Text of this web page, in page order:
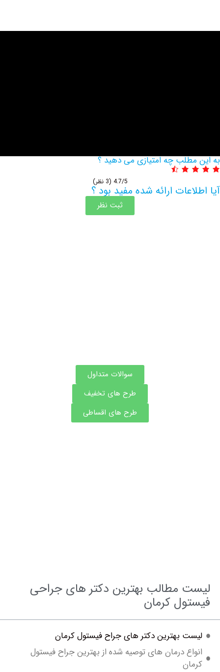
چه امتیازی می دهید ؟
ارائه شده مفید بود ؟
ثبت نظر
سوالات متداول
طرح های تخفیف
طرح های اقساطی
مطالب بهترین دکتر های جراحی
کرمان
بهترین دکتر های جراح فیستول کرمان
درمان های توصیه شده از بهترین جراح فیستول